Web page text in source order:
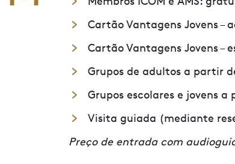
Cartão Vantagens Jovens –
Cartão Vantagens Jovens –
Grupos de adultos a partir
Grupos escolares e jovens a
Visita guiada (mediante
Preço de entrada com